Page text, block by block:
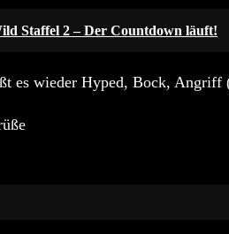
Staffel 2 – Der Countdown läuft!
es wieder Hyped, Bock, Angriff